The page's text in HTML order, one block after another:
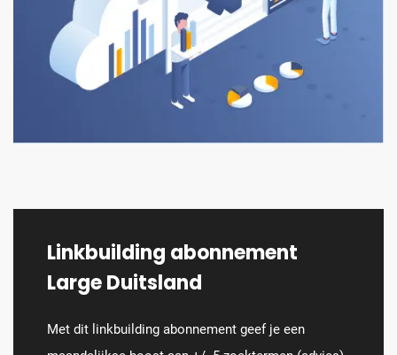
Linkbuilding abonnement
Large Duitsland
Met dit linkbuilding abonnement geef je een